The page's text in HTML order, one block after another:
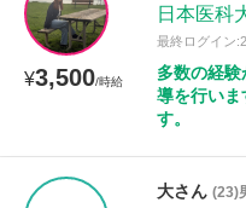
¥3,500/時給
日本医科
最終ログイン
多数の経
導を行いま
す。
大さん (23)